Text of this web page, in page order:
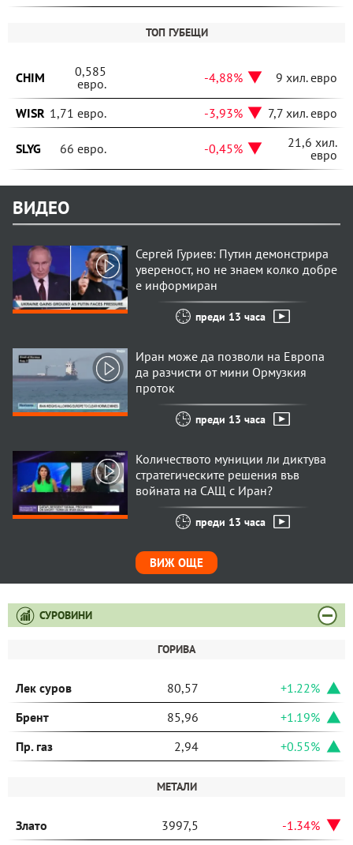
ТОП ГУБЕЩИ
CHIM
0,585
евро.
-4,88% 9 хил. евро
WISR 1,71 евро. -3,93% 7,7 хил. евро
SLYG 66 евро. -0,45%
21,6 хил.
евро
ВИДЕО
Сергей Гуриев: Путин демонстрира
увереност, но не знаем колко добре
е информиран
преди 13 часа
Иран може да позволи на Европа
да разчисти от мини Ормузкия
проток
преди 13 часа
Количеството муниции ли диктува
стратегическите решения във
войната на САЩ с Иран?
преди 13 часа
ВИЖ ОЩЕ
СУРОВИНИ
ГОРИВА
Лек суров 80,57
+1.22%
Брент
85,96
+1.19%
Пр. газ
2,94 +0.55%
МЕТАЛИ
Злато 3997,5
-1.34%